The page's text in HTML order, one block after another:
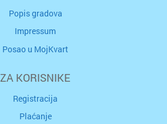
Popis gradova
Impressum
Posao u MojKvart
ZA KORISNIKE
Registracija
Plaćanje